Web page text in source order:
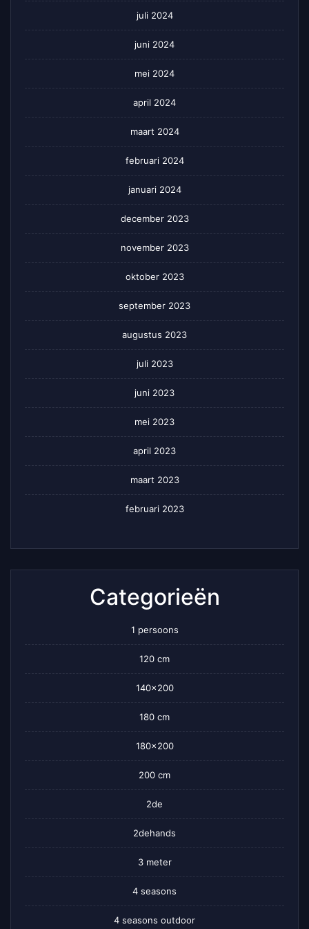
juli 2024
juni 2024
mei 2024
april 2024
maart 2024
februari 2024
januari 2024
december 2023
november 2023
oktober 2023
september 2023
augustus 2023
juli 2023
juni 2023
mei 2023
april 2023
maart 2023
februari 2023
Categorieën
1 persoons
120 cm
140×200
180 cm
180×200
200 cm
2de
2dehands
3 meter
4 seasons
4 seasons outdoor